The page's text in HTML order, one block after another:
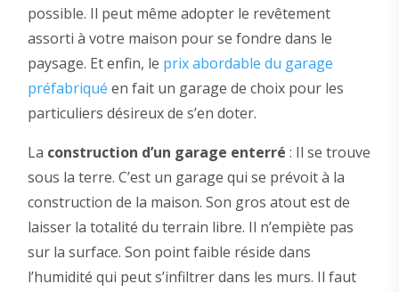
possible. Il peut même adopter le revêtement
assorti à votre maison pour se fondre dans le
paysage. Et enfin, le prix abordable du garage
préfabriqué en fait un garage de choix pour les
particuliers désireux de s’en doter.
La construction d’un garage enterré : Il se trouve
sous la terre. C’est un garage qui se prévoit à la
construction de la maison. Son gros atout est de
laisser la totalité du terrain libre. Il n’empiète pas
sur la surface. Son point faible réside dans
l’humidité qui peut s’infiltrer dans les murs. Il faut